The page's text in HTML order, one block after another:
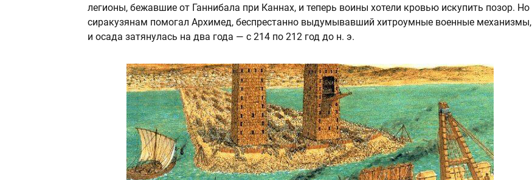
легионы, бежавшие от Ганнибала при Каннах, и теперь воины хотели кровью искупить позор. Но
сиракузянам помогал Архимед, беспрестанно выдумывавший хитроумные военные механизмы,
и осада затянулась на два года — с 214 по 212 год до н. э.